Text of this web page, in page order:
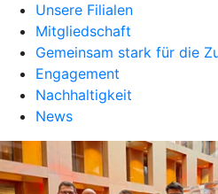
Unsere Filialen
Mitgliedschaft
Gemeinsam stark für die
Engagement
Nachhaltigkeit
News